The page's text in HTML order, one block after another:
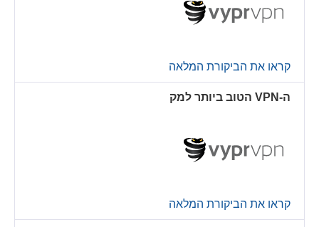
קראו את הביקורת המלאה
ה-VPN הטוב ביותר למק
קראו את הביקורת המלאה